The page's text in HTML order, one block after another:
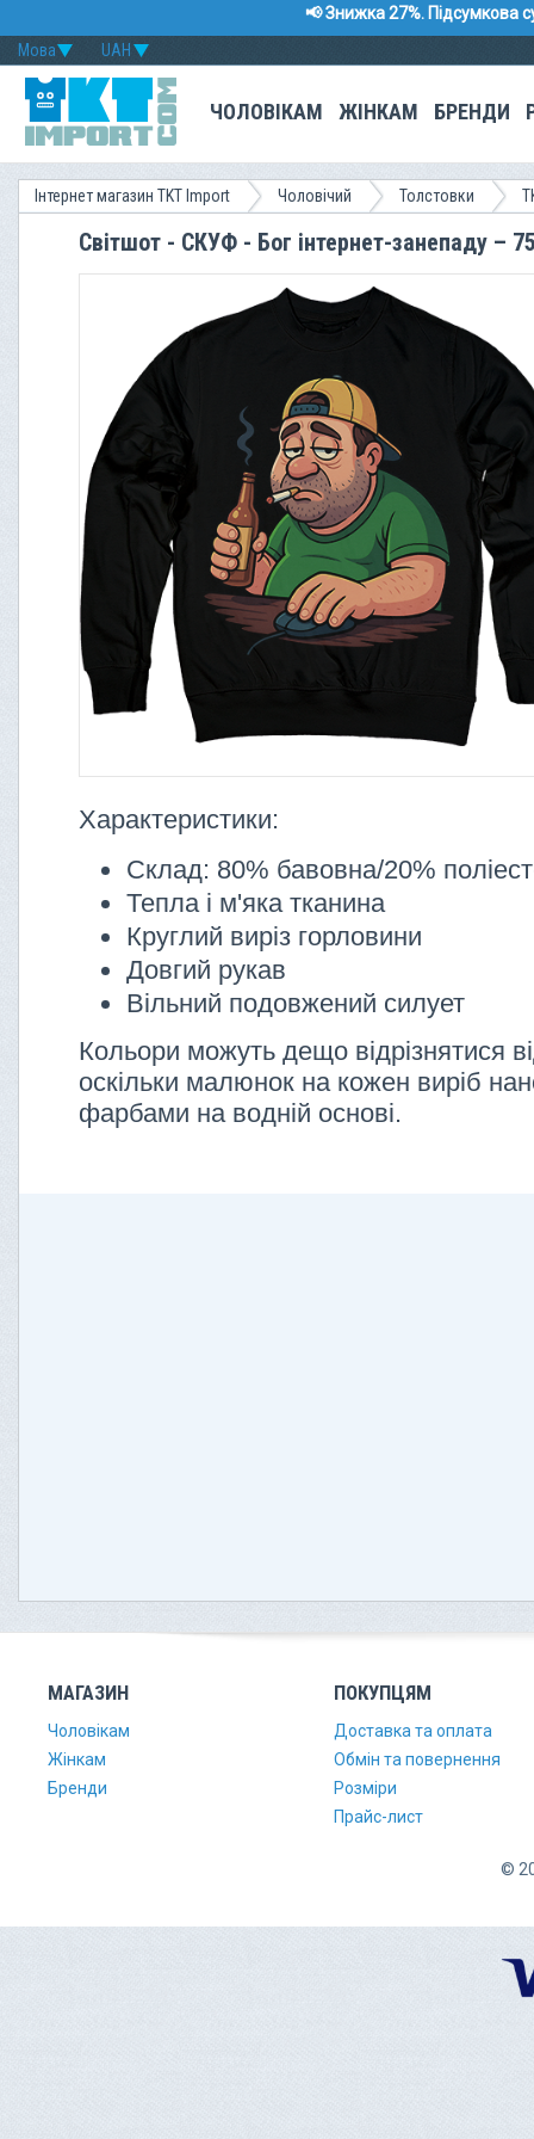
📢 Знижка 27%. Підсумкова
UAH
Мова
ЧОЛОВІКАМ ЖІНКАМ БРЕНДИ
Інтернет магазин TKT Import Чоловічий Толстовки
Світшот - СКУФ - Бог інтернет-занепаду –
Характеристики:
Склад: 80% бавовна/20%
Тепла і м'яка тканина
Круглий виріз горловини
Довгий рукав
Вільний подовжений силует
Кольори можуть дещо відрізнятися
оскільки малюнок на кожен виріб
фарбами на водній основі.
МАГАЗИН
Чоловікам
Жінкам
Бренди
ПОКУПЦЯМ
Доставка та оплата
Обмін та повернення
Розміри
Прайс-лист
©